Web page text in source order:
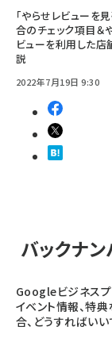
「やらせレビューを
合のチェック項目＆
ビューを利用した
説
2022年7月19日 9:30
バックナ
Googleビジネスプ
イベント情報、特
合、どうすればいい